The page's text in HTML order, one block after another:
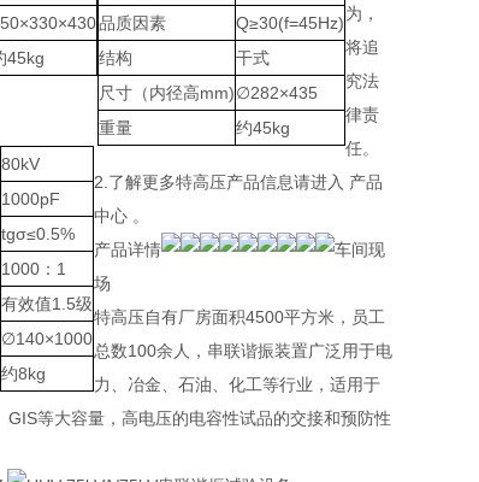
45kg
品质因素
Q≥30(f=45Hz)
结构
干式
尺寸（内径高mm)∅282×435
重量
约45kg
80kV
1000pF
tgσ≤0.5%
1000：1
有效值1.5级
∅140×1000
约8kg
为，
将追
究法
律责
任。
2.了解更多特高压产品信息请进入 产品
中心 。
产品详情
车间现
场
特高压自有厂房面积4500平方米，员工
总数100余人，串联谐振装置广泛用于电
力、冶金、石油、化工等行业，适用于
等大容量，高电压的电容性试品的交接和预防性